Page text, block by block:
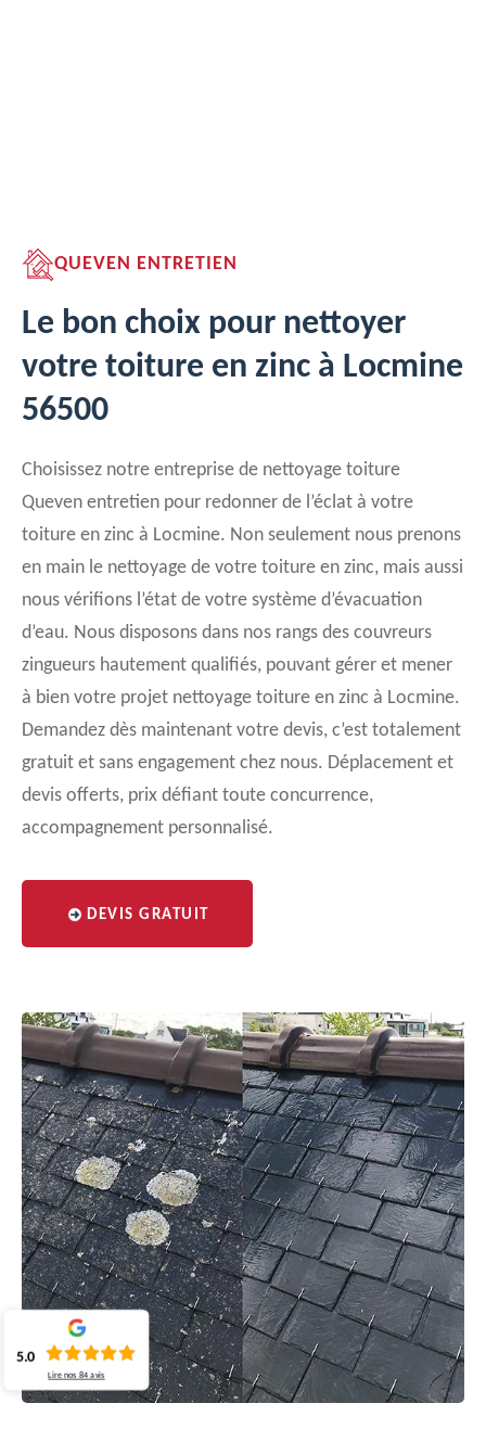
QUEVEN ENTRETIEN
Le bon choix pour nettoyer
votre toiture en zinc à Locmine
56500
Choisissez notre entreprise de nettoyage toiture
Queven entretien pour redonner de l’éclat à votre
toiture en zinc à Locmine. Non seulement nous prenons
en main le nettoyage de votre toiture en zinc, mais aussi
nous vérifions l’état de votre système d’évacuation
d’eau. Nous disposons dans nos rangs des couvreurs
zingueurs hautement qualifiés, pouvant gérer et mener
à bien votre projet nettoyage toiture en zinc à Locmine.
Demandez dès maintenant votre devis, c’est totalement
gratuit et sans engagement chez nous. Déplacement et
devis offerts, prix défiant toute concurrence,
accompagnement personnalisé.
DEVIS GRATUIT
5.0
Lire nos84 avis